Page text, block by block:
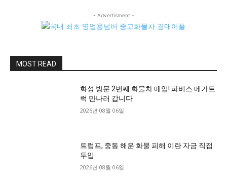
- Advertisment -
MOST READ
화성 방문 2번째 화물차 매입! 파비스 메가트
럭 만나러 갑니다
2026년 08월 06일
트럼프, 중동 해운·화물 피해 이란 자금 직접
투입
2026년 08월 06일